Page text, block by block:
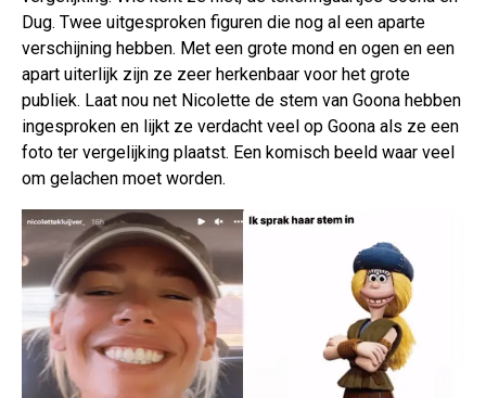
Dug. Twee uitgesproken figuren die nog al een aparte
verschijning hebben. Met een grote mond en ogen en een
apart uiterlijk zijn ze zeer herkenbaar voor het grote
publiek. Laat nou net Nicolette de stem van Goona hebben
ingesproken en lijkt ze verdacht veel op Goona als ze een
foto ter vergelijking plaatst. Een komisch beeld waar veel
om gelachen moet worden.